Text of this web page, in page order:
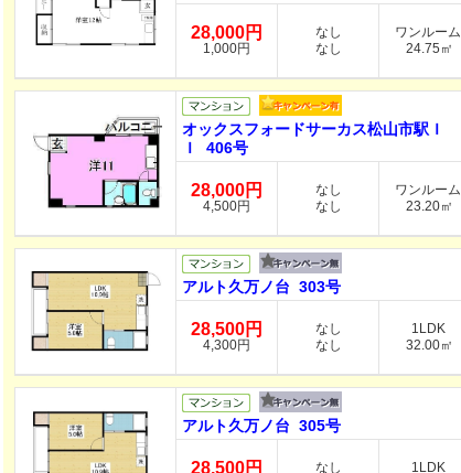
28,000円
1,000円
なし
なし
ワンルーム
24.75㎡
オックスフォードサーカス松山市駅Ｉ
Ｉ 406号
28,000円
4,500円
なし
なし
ワンルーム
23.20㎡
アルト久万ノ台 303号
28,500円
4,300円
なし
なし
1LDK
32.00㎡
アルト久万ノ台 305号
28,500円
なし
1LDK